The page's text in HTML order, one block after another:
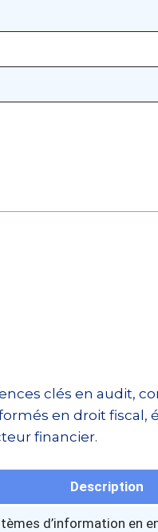
clés en audit,
en droit fiscal,
financier.
Description
d’information en